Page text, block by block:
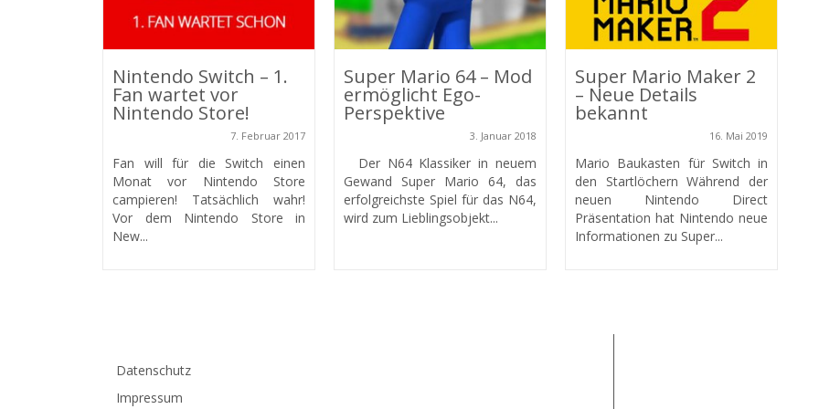
Nintendo Switch – 1.
Fan wartet vor
Nintendo Store!
7. Februar 2017
Fan will für die Switch einen
Monat vor Nintendo Store
campieren! Tatsächlich wahr!
Vor dem Nintendo Store in
New...
Super Mario 64 – Mod
ermöglicht Ego-
Perspektive
3. Januar 2018
Der N64 Klassiker in neuem
Gewand Super Mario 64, das
erfolgreichste Spiel für das N64,
wird zum Lieblingsobjekt...
Super Mario Maker 2
– Neue Details
bekannt
16. Mai 2019
Mario Baukasten für Switch in
den Startlöchern Während der
neuen Nintendo Direct
Präsentation hat Nintendo neue
Informationen zu Super...
Datenschutz
Impressum